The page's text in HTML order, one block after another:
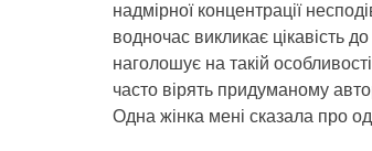
надмірної концентрації
водночас викликає цікавість
наголошує на такій
часто вірять придуманому
Одна жінка мені сказала про